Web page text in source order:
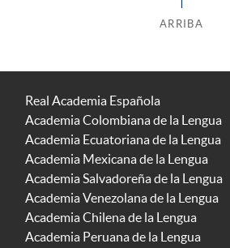
ARRIBA
Real Academia Española
Academia Colombiana de la Lengua
Academia Ecuatoriana de la Lengua
Academia Mexicana de la Lengua
Academia Salvadoreña de la Lengua
Academia Venezolana de la Lengua
Academia Chilena de la Lengua
Academia Peruana de la Lengua